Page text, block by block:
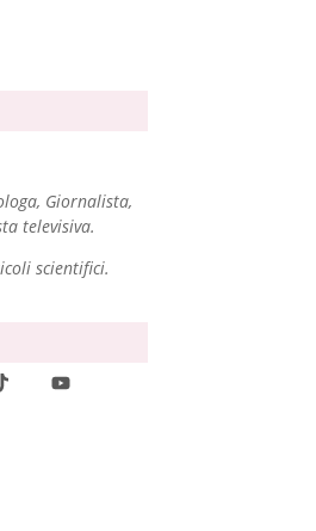
Giornalista,
televisiva.
scientifici.